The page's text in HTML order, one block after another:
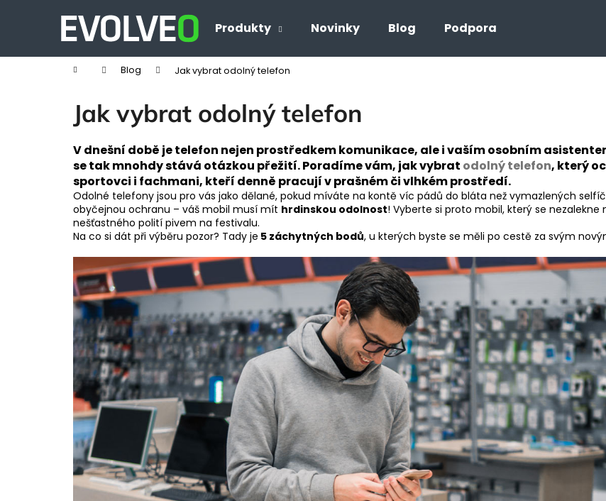
Produkty Novinky Blog Podpora
Domů Blog Jak vybrat odolný telefon
Jak vybrat odolný telefon
V dnešní době je telefon nejen prostředkem komunikace, ale i vaším osobním
se tak mnohdy stává otázkou přežití. Poradíme vám, jak vybrat odolný telefon, který
sportovci i fachmani, kteří denně pracují v prašném či vlhkém prostředí.
Odolné telefony jsou pro vás jako dělané, pokud míváte na kontě víc pádů do bláta než vymazlených
obyčejnou ochranu – váš mobil musí mít hrdinskou odolnost! Vyberte si proto mobil, který se
nešťastného polití pivem na festivalu.
Na co si dát při výběru pozor? Tady je 5 záchytných bodů, u kterých byste se měli po cestě za svým
í
Zpět
obchodu
Zpět
obchodu